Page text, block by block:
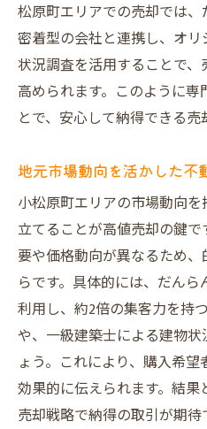
高値で売りたいならプ
不動産売却で高値
だんらん住宅のオ
大阪市の不動産買
オークション形式
法
プレミアム売却で
売却トラブル回避に役
一級建築士の調査
建物状況調査が売
買主も納得する不
だんらん住宅の売
不動産売却で重要
松原町エリアでの売却では
密着型の会社と連携し、オ
状況調査を活用することで
高められます。このように
とで、安心して納得できる売
地元市場動向を活かした不
小松原町エリアの市場動向
立てることが高値売却の鍵
要や価格動向が異なるため
らです。具体的には、だん
利用し、約2倍の集客力を持
や、一級建築士による建物
ょう。これにより、購入希
効果的に伝えられます。結
売却戦略で納得の取引が期待